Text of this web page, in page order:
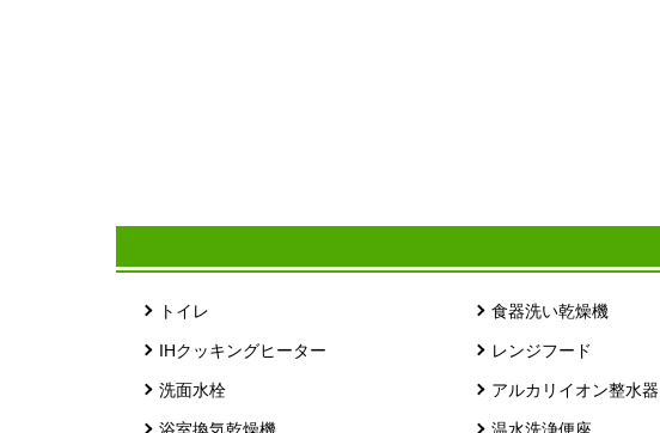
トイレ 食器洗い乾燥機
IHクッキングヒーター レンジフード
洗面水栓 アルカリイオン整水器